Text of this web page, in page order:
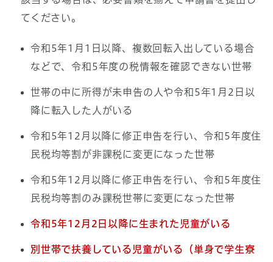
てください。
令和5年1月1日以降、複数回転入出している場合
などで、令和5年度の税情報を確認できない世帯
世帯の中に所得が未申告の人や令和5年1月2日以
降に転入した人がいる
令和5年12月以降に修正申告を行い、令和5年度住
民税均等割が非課税に変更になった世帯
令和5年12月以降に修正申告を行い、令和5年度住
民税均等割のみ課税世帯に変更になった世帯
令和5年12月2日以降に生まれた児童がいる
別世帯で扶養している児童がいる（単身で学生寮